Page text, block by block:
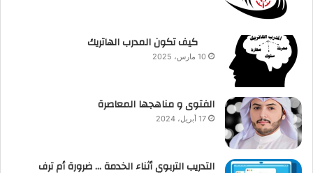
كيف تكون المدرب الهاتريك
10 مارس، 2025
الفتوى و مناهجها المعاصرة
17 أبريل، 2024
التدريب التربوي أثناء الخدمة … ضرورة أم ترف